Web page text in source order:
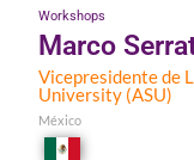
Workshops
Marco
Vicepresidente de
University (ASU)
México